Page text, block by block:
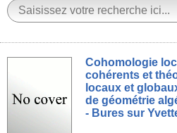
Cohomologie
cohérents et
locaux et
de géométrie
- Bures sur